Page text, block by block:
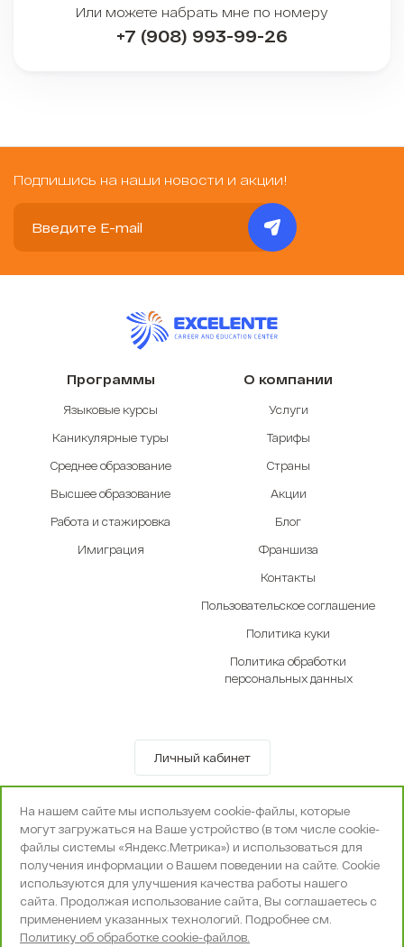
Или можете набрать мне по номеру
+7 (908) 993-99-26
Подпишись на наши новости и акции!
Программы
Языковые курсы
Каникулярные туры
Среднее образование
Высшее образование
Работа и стажировка
Имиграция
О компании
Услуги
Тарифы
Страны
Акции
Блог
Франшиза
Контакты
Пользовательское соглашение
Политика куки
Политика обработки
персональных данных
Личный кабинет
© OOO «Экселенте» 2010-2026 г.
Политика конфиденциальности
Поддержка и сопровождение -Вебпространство
На нашем сайте мы используем cookie-файлы, которые
могут загружаться на Ваше устройство (в том числе cookie-
файлы системы «Яндекс.Метрика») и использоваться для
получения информации о Вашем поведении на сайте. Cookie
используются для улучшения качества работы нашего
сайта. Продолжая использование сайта, Вы соглашаетесь с
применением указанных технологий. Подробнее см.
Политику об обработке cookie-файлов.